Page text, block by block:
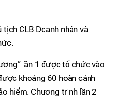
CLB Doanh nhân và
lần 1 được tổ chức vào
khoảng 60 hoàn cảnh
hiểm. Chương trình lần 2